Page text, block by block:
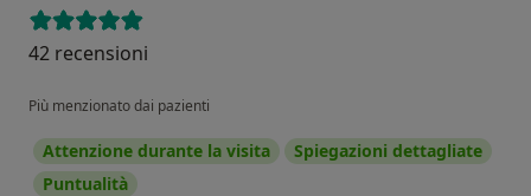
42 recensioni
Più menzionato dai pazienti
Attenzione durante la visita
Spiegazioni dettagliate
Puntualità